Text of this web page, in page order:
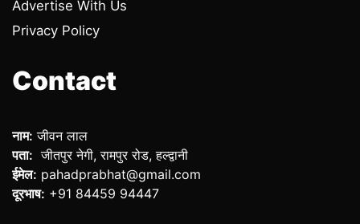
Advertise With Us
Privacy Policy
Contact
नाम: जीवन लाल
पता: जीतपुर नेगी, रामपुर रोड, हल्द्वानी
ईमेल: pahadprabhat@gmail.com
दूरभाष: +91 84459 94447